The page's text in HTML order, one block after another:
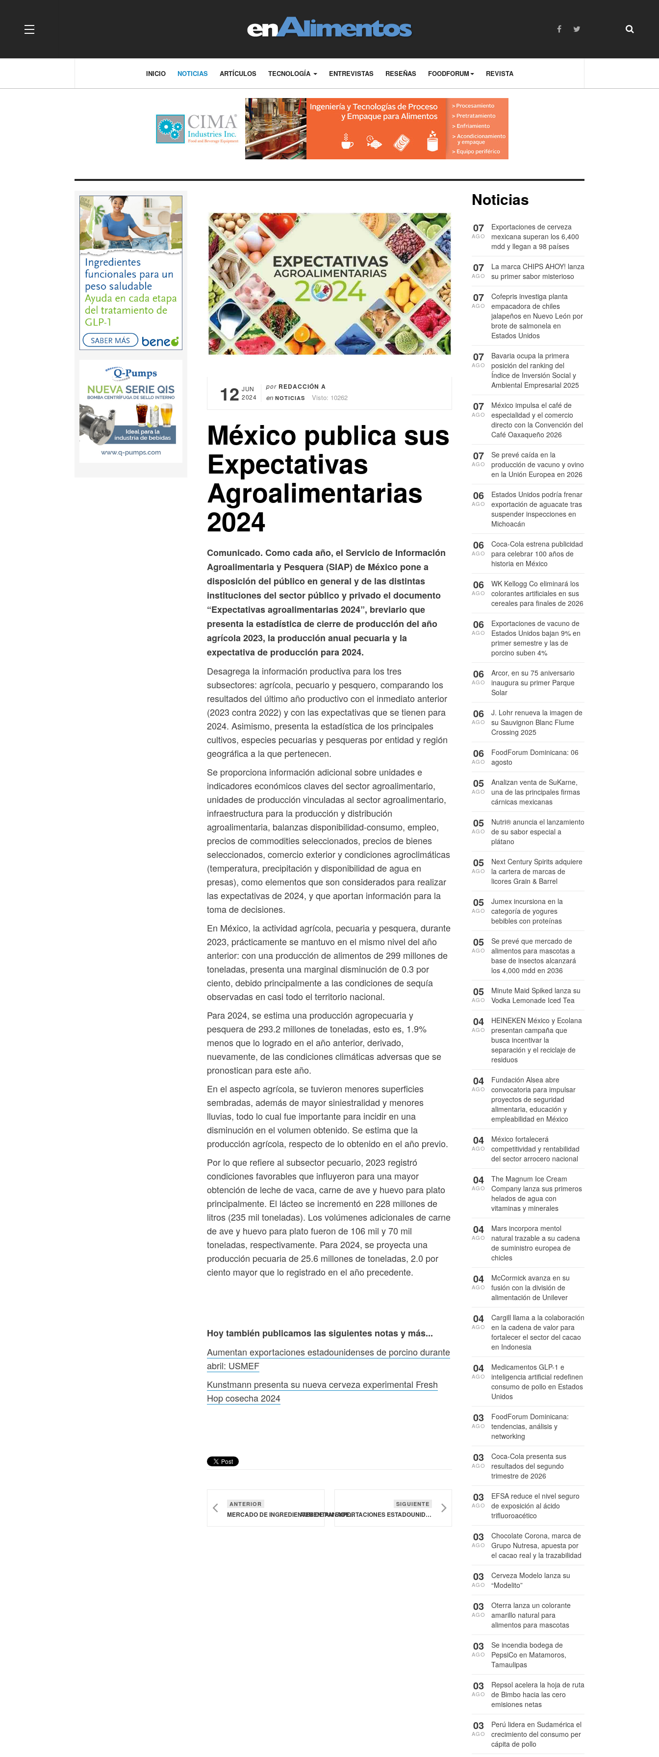
OFF CANVAS
INICIO NOTICIAS ARTÍCULOS TECNOLOGÍA ENTREVISTAS RESEÑAS FOODFORUM REVISTA
12 JUN
2024
por REDACCIÓN A
en NOTICIAS Visto: 10262
México publica sus
Expectativas
Agroalimentarias
2024
Comunicado. Como cada año, el Servicio de Información
Agroalimentaria y Pesquera (SIAP) de México pone a
disposición del público en general y de las distintas
instituciones del sector público y privado el documento
“Expectativas agroalimentarias 2024”, breviario que
presenta la estadística de cierre de producción del año
agrícola 2023, la producción anual pecuaria y la
expectativa de producción para 2024.
Desagrega la información productiva para los tres
subsectores: agrícola, pecuario y pesquero, comparando los
resultados del último año productivo con el inmediato anterior
(2023 contra 2022) y con las expectativas que se tienen para
2024. Asimismo, presenta la estadística de los principales
cultivos, especies pecuarias y pesqueras por entidad y región
geográfica a la que pertenecen.
Se proporciona información adicional sobre unidades e
indicadores económicos claves del sector agroalimentario,
unidades de producción vinculadas al sector agroalimentario,
infraestructura para la producción y distribución
agroalimentaria, balanzas disponibilidad-consumo, empleo,
precios de commodities seleccionados, precios de bienes
seleccionados, comercio exterior y condiciones agroclimáticas
(temperatura, precipitación y disponibilidad de agua en
presas), como elementos que son considerados para realizar
las expectativas de 2024, y que aportan información para la
toma de decisiones.
En México, la actividad agrícola, pecuaria y pesquera, durante
2023, prácticamente se mantuvo en el mismo nivel del año
anterior: con una producción de alimentos de 299 millones de
toneladas, presenta una marginal disminución de 0.3 por
ciento, debido principalmente a las condiciones de sequía
observadas en casi todo el territorio nacional.
Para 2024, se estima una producción agropecuaria y
pesquera de 293.2 millones de toneladas, esto es, 1.9%
menos que lo logrado en el año anterior, derivado,
nuevamente, de las condiciones climáticas adversas que se
pronostican para este año.
En el aspecto agrícola, se tuvieron menores superficies
sembradas, además de mayor siniestralidad y menores
lluvias, todo lo cual fue importante para incidir en una
disminución en el volumen obtenido. Se estima que la
producción agrícola, respecto de lo obtenido en el año previo.
Por lo que refiere al subsector pecuario, 2023 registró
condiciones favorables que influyeron para una mayor
obtención de leche de vaca, carne de ave y huevo para plato
principalmente. El lácteo se incrementó en 228 millones de
litros (235 mil toneladas). Los volúmenes adicionales de carne
de ave y huevo para plato fueron de 106 mil y 70 mil
toneladas, respectivamente. Para 2024, se proyecta una
producción pecuaria de 25.6 millones de toneladas, 2.0 por
ciento mayor que lo registrado en el año precedente.
Hoy también publicamos las siguientes notas y más...
Aumentan exportaciones estadounidenses de porcino durante
abril: USMEF
Kunstmann presenta su nueva cerveza experimental Fresh
Hop cosecha 2024
ANTERIOR
MERCADO DE INGREDIENTES DE PANADERÍA ALCANZARÁ LOS 32,100 MDD A NIVEL MUNDIAL PARA 2035
SIGUIENTE
AUMENTAN EXPORTACIONES ESTADOUNIDENSES DE PORCINO DURANTE ABRIL: USMEF
Noticias
Exportaciones de cerveza
mexicana superan los 6,400
mdd y llegan a 98 países
07
AGO
La marca CHIPS AHOY! lanza
su primer sabor misterioso
07
AGO
Cofepris investiga planta
empacadora de chiles
jalapeños en Nuevo León por
brote de salmonela en
Estados Unidos
07
AGO
Bavaria ocupa la primera
posición del ranking del
Índice de Inversión Social y
Ambiental Empresarial 2025
07
AGO
México impulsa el café de
especialidad y el comercio
directo con la Convención del
Café Oaxaqueño 2026
07
AGO
Se prevé caída en la
producción de vacuno y ovino
en la Unión Europea en 2026
07
AGO
Estados Unidos podría frenar
exportación de aguacate tras
suspender inspecciones en
Michoacán
06
AGO
Coca-Cola estrena publicidad
para celebrar 100 años de
historia en México
06
AGO
WK Kellogg Co eliminará los
colorantes artificiales en sus
cereales para finales de 2026
06
AGO
Exportaciones de vacuno de
Estados Unidos bajan 9% en
primer semestre y las de
porcino suben 4%
06
AGO
Arcor, en su 75 aniversario
inaugura su primer Parque
Solar
06
AGO
J. Lohr renueva la imagen de
su Sauvignon Blanc Flume
Crossing 2025
06
AGO
FoodForum Dominicana: 06
agosto
06
AGO
Analizan venta de SuKarne,
una de las principales firmas
cárnicas mexicanas
05
AGO
Nutri® anuncia el lanzamiento
de su sabor especial a
plátano
05
AGO
Next Century Spirits adquiere
la cartera de marcas de
licores Grain & Barrel
05
AGO
Jumex incursiona en la
categoría de yogures
bebibles con proteínas
05
AGO
Se prevé que mercado de
alimentos para mascotas a
base de insectos alcanzará
los 4,000 mdd en 2036
05
AGO
Minute Maid Spiked lanza su
Vodka Lemonade Iced Tea
05
AGO
HEINEKEN México y Ecolana
presentan campaña que
busca incentivar la
separación y el reciclaje de
residuos
04
AGO
Fundación Alsea abre
convocatoria para impulsar
proyectos de seguridad
alimentaria, educación y
empleabilidad en México
04
AGO
México fortalecerá
competitividad y rentabilidad
del sector arrocero nacional
04
AGO
The Magnum Ice Cream
Company lanza sus primeros
helados de agua con
vitaminas y minerales
04
AGO
Mars incorpora mentol
natural trazable a su cadena
de suministro europea de
chicles
04
AGO
McCormick avanza en su
fusión con la división de
alimentación de Unilever
04
AGO
Cargill llama a la colaboración
en la cadena de valor para
fortalecer el sector del cacao
en Indonesia
04
AGO
Medicamentos GLP-1 e
inteligencia artificial redefinen
consumo de pollo en Estados
Unidos
04
AGO
FoodForum Dominicana:
tendencias, análisis y
networking
03
AGO
Coca-Cola presenta sus
resultados del segundo
trimestre de 2026
03
AGO
EFSA reduce el nivel seguro
de exposición al ácido
trifluoroacético
03
AGO
Chocolate Corona, marca de
Grupo Nutresa, apuesta por
el cacao real y la trazabilidad
03
AGO
Cerveza Modelo lanza su
“Modelito”
03
AGO
Oterra lanza un colorante
amarillo natural para
alimentos para mascotas
03
AGO
Se incendia bodega de
PepsiCo en Matamoros,
Tamaulipas
03
AGO
Repsol acelera la hoja de ruta
de Bimbo hacia las cero
emisiones netas
03
AGO
Perú lidera en Sudamérica el
crecimiento del consumo per
cápita de pollo
03
AGO